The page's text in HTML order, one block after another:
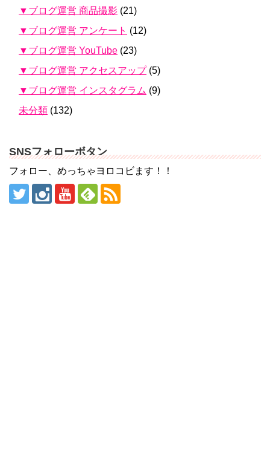
▼ブログ運営 商品撮影 (21)
▼ブログ運営 アンケート (12)
▼ブログ運営 YouTube (23)
▼ブログ運営 アクセスアップ(5)
▼ブログ運営 インスタグラム (9)
未分類 (132)
SNSフォローボタン
フォロー、めっちゃヨロコビます！！